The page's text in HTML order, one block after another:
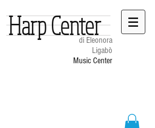
di Eleonora
Ligabò
Music Center
Harp Center